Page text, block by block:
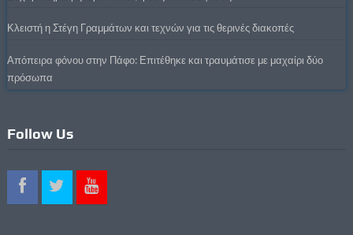
Κλειστή η Στέγη Γραμμάτων και τεχνών για τις θερινές διακοπές
Απόπειρα φόνου στην Πάφο: Επιτέθηκε και τραυμάτισε με μαχαίρι δύο
πρόσωπα
Follow Us